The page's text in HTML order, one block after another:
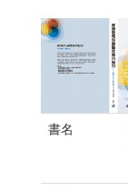
書名